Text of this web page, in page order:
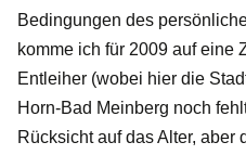
Bedingungen des
komme ich für 2009 auf eine
Entleiher (wobei hier die
Horn-Bad Meinberg noch
Rücksicht auf das Alter, aber